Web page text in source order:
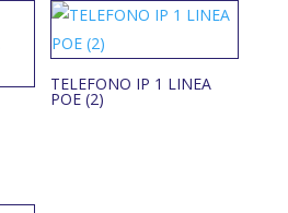
TELEFONO IP 1 LINEA
POE (2)